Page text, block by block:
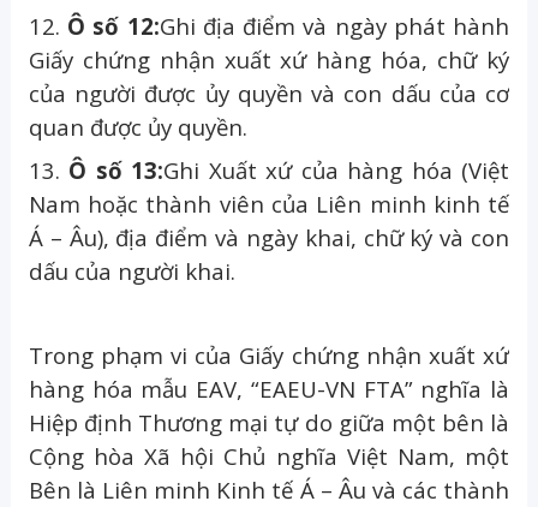
12. Ô số 12:Ghi địa điểm và ngày phát hành
Giấy chứng nhận xuất xứ hàng hóa, chữ ký
của người được ủy quyền và con dấu của cơ
quan được ủy quyền.
13. Ô số 13:Ghi Xuất xứ của hàng hóa (Việt
Nam hoặc thành viên của Liên minh kinh tế
Á – Âu), địa điểm và ngày khai, chữ ký và con
dấu của người khai.
Trong phạm vi của Giấy chứng nhận xuất xứ
hàng hóa mẫu EAV, “EAEU-VN FTA” nghĩa là
Hiệp định Thương mại tự do giữa một bên là
Cộng hòa Xã hội Chủ nghĩa Việt Nam, một
Bên là Liên minh Kinh tế Á – Âu và các thành